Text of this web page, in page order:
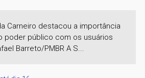
Carneiro destacou a importância
poder público com os usuários
Barreto/PMBR A S...